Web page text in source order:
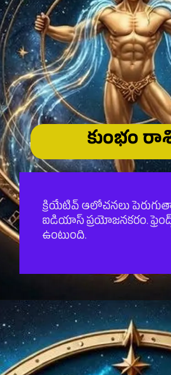
క్రియేటివ్ ఆలోచనలు
ఐడియాస్ ప్రయోజనకరం.
ఉంటుంది.
కుంభం